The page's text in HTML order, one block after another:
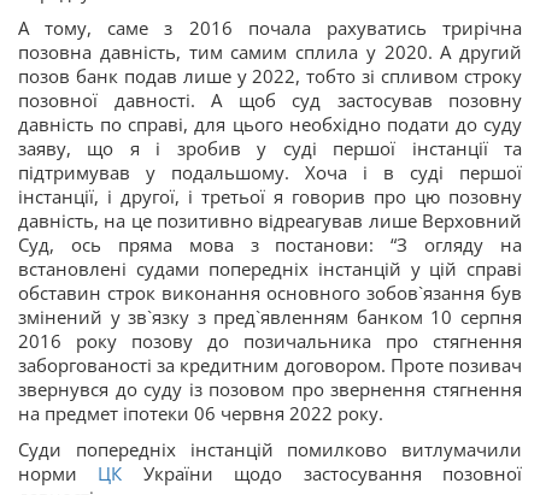
А тому, саме з 2016 почала рахуватись трирічна
позовна давність, тим самим сплила у 2020. А другий
позов банк подав лише у 2022, тобто зі спливом строку
позовної давності. А щоб суд застосував позовну
давність по справі, для цього необхідно подати до суду
заяву, що я і зробив у суді першої інстанції та
підтримував у подальшому. Хоча і в суді першої
інстанції, і другої, і третьої я говорив про цю позовну
давність, на це позитивно відреагував лише Верховний
Суд, ось пряма мова з постанови: “З огляду на
встановлені судами попередніх інстанцій у цій справі
обставин строк виконання основного зобов`язання був
змінений у зв`язку з пред`явленням банком 10 серпня
2016 року позову до позичальника про стягнення
заборгованості за кредитним договором. Проте позивач
звернувся до суду із позовом про звернення стягнення
на предмет іпотеки 06 червня 2022 року.
Суди попередніх інстанцій помилково витлумачили
норми ЦК України щодо застосування позовної